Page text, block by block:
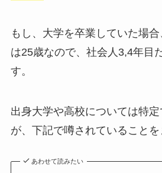
もし、大学を卒業していた場
は25歳なので、社会人3,4年目
す。
出身大学や高校については特
が、下記で噂されていることを
あわせて読みたい